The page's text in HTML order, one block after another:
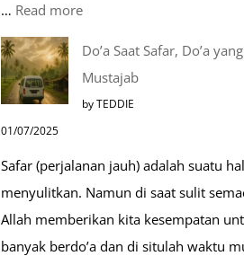
… Read more:
Mustajab
Saat
Umroh
Do’a Saat Safar, Do’a yang
Mustajab
by TEDDIE
01/07/2025
Safar (perjalanan jauh) adalah suatu
menyulitkan. Namun di saat sulit
Allah memberikan kita kesempatan
banyak berdo’a dan di situlah waktu